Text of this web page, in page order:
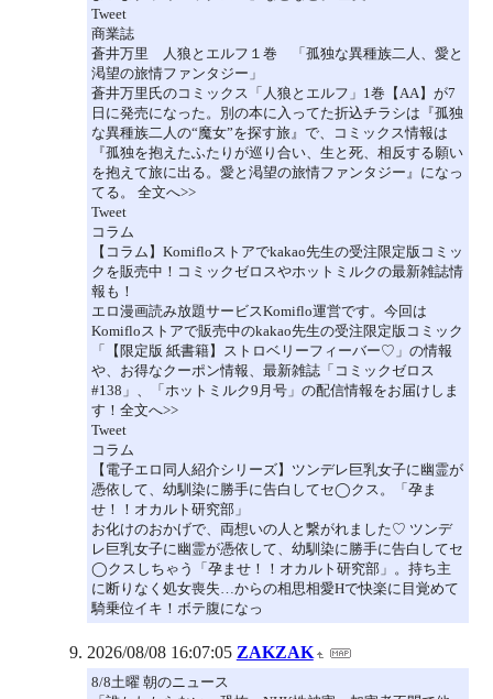
Tweet
商業誌
蒼井万里 人狼とエルフ１巻 「孤独な異種族二人、愛と
渇望の旅情ファンタジー」
蒼井万里氏のコミックス「人狼とエルフ」1巻【AA】が7
日に発売になった。別の本に入ってた折込チラシは『孤独
な異種族二人の“魔女”を探す旅』で、コミックス情報は
『孤独を抱えたふたりが巡り合い、生と死、相反する願い
を抱えて旅に出る。愛と渇望の旅情ファンタジー』になっ
てる。 全文へ>>
Tweet
コラム
【コラム】Komifloストアでkakao先生の受注限定版コミッ
クを販売中！コミックゼロスやホットミルクの最新雑誌情
報も！
エロ漫画読み放題サービスKomiflo運営です。今回は
Komifloストアで販売中のkakao先生の受注限定版コミック
「【限定版 紙書籍】ストロベリーフィーバー♡」の情報
や、お得なクーポン情報、最新雑誌「コミックゼロス
#138」、「ホットミルク9月号」の配信情報をお届けしま
す！全文へ>>
Tweet
コラム
【電子エロ同人紹介シリーズ】ツンデレ巨乳女子に幽霊が
憑依して、幼馴染に勝手に告白してセ◯クス。「孕ま
せ！！オカルト研究部」
お化けのおかげで、両想いの人と繋がれました♡ ツンデ
レ巨乳女子に幽霊が憑依して、幼馴染に勝手に告白してセ
◯クスしちゃう「孕ませ！！オカルト研究部」。持ち主
に断りなく処女喪失…からの相思相愛Hで快楽に目覚めて
騎乗位イキ！ボテ腹になっ
2026/08/08 16:07:05 ZAKZAK
8/8土曜 朝のニュース